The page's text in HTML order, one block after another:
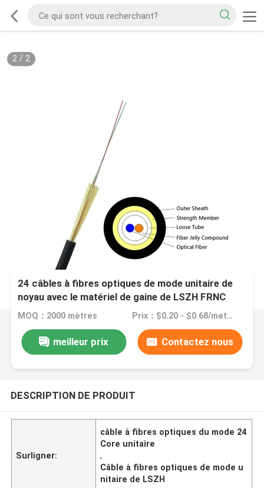
2/ 2
24 câbles à fibres optiques de mode unitaire de
noyau avec le matériel de gaine de LSZH FRNC
MOQ：2000 mètres Prix：$0.20 - $0.68/meters
meilleur prix Contactez nous
DESCRIPTION DE PRODUIT
Surligner:
câble à fibres optiques du mode 24
Core unitaire
,
Câble à fibres optiques de mode u
nitaire de LSZH